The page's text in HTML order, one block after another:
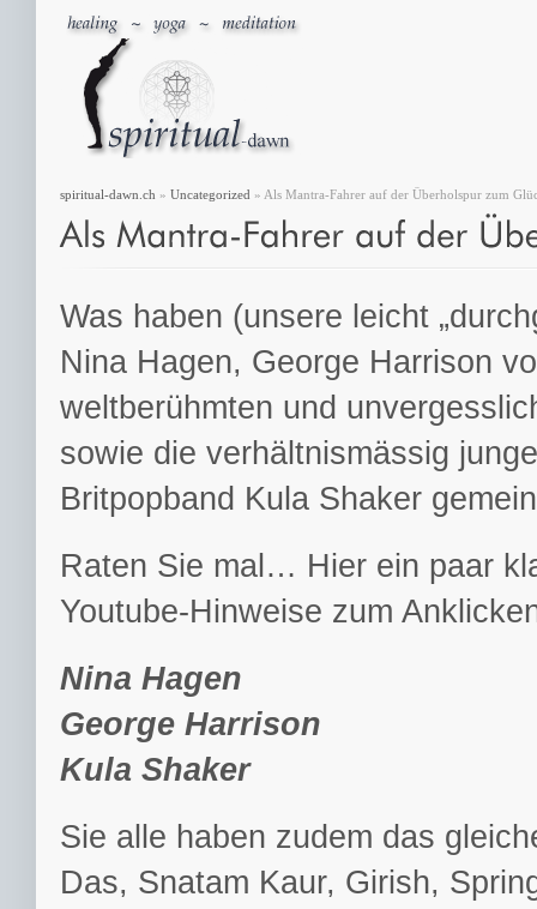
spiritual-dawn.ch » Uncategorized » Als Mantra-Fahrer auf der Überholspur zum
Was haben (unsere leicht
Nina Hagen, George Harrison
weltberühmten und
sowie die verhältnismässig junge
Britpopband Kula Shaker
Raten Sie mal… Hier ein paar
Youtube-Hinweise zum
Nina Hagen
George Harrison
Kula Shaker
Sie alle haben zudem das
Das, Snatam Kaur, Girish,